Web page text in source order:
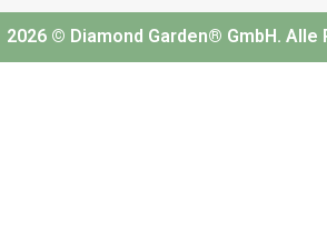
2026 © Diamond Garden® GmbH.